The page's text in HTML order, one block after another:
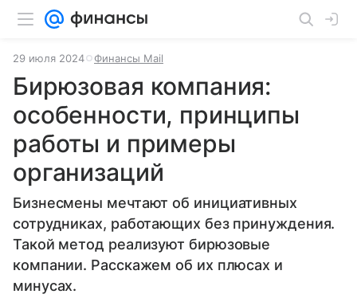
29 июля 2024 Финансы Mail
Бирюзовая компания:
особенности, принципы
работы и примеры
организаций
Бизнесмены мечтают об инициативных
сотрудниках, работающих без принуждения.
Такой метод реализуют бирюзовые
компании. Расскажем об их плюсах и
минусах.